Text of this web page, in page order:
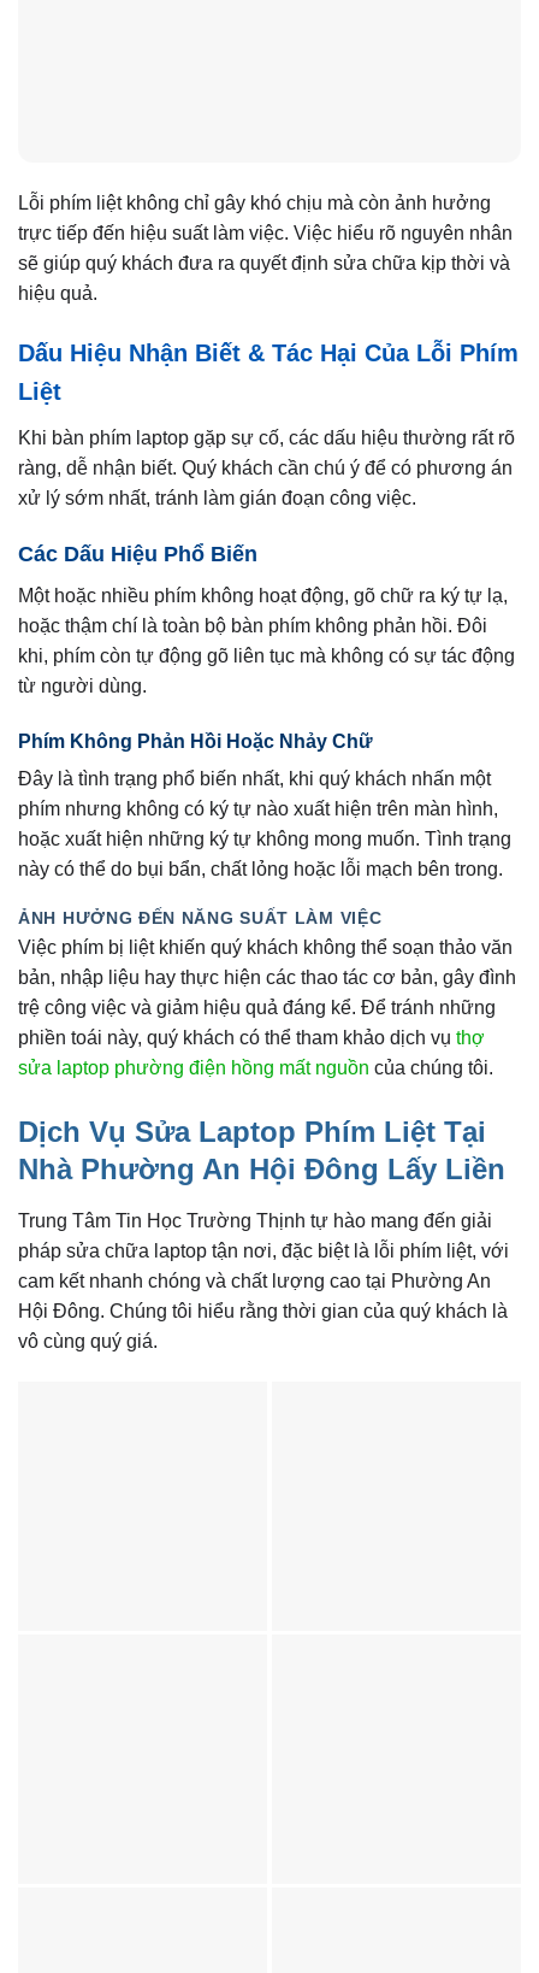
Lỗi phím liệt không chỉ gây khó chịu mà còn ảnh hưởng
trực tiếp đến hiệu suất làm việc. Việc hiểu rõ nguyên nhân
sẽ giúp quý khách đưa ra quyết định sửa chữa kịp thời và
hiệu quả.
Dấu Hiệu Nhận Biết & Tác Hại Của Lỗi Phím
Liệt
Khi bàn phím laptop gặp sự cố, các dấu hiệu thường rất rõ
ràng, dễ nhận biết. Quý khách cần chú ý để có phương án
xử lý sớm nhất, tránh làm gián đoạn công việc.
Các Dấu Hiệu Phổ Biến
Một hoặc nhiều phím không hoạt động, gõ chữ ra ký tự lạ,
hoặc thậm chí là toàn bộ bàn phím không phản hồi. Đôi
khi, phím còn tự động gõ liên tục mà không có sự tác động
từ người dùng.
Phím Không Phản Hồi Hoặc Nhảy Chữ
Đây là tình trạng phổ biến nhất, khi quý khách nhấn một
phím nhưng không có ký tự nào xuất hiện trên màn hình,
hoặc xuất hiện những ký tự không mong muốn. Tình trạng
này có thể do bụi bẩn, chất lỏng hoặc lỗi mạch bên trong.
ẢNH HƯỞNG ĐẾN NĂNG SUẤT LÀM VIỆC
Việc phím bị liệt khiến quý khách không thể soạn thảo văn
bản, nhập liệu hay thực hiện các thao tác cơ bản, gây đình
trệ công việc và giảm hiệu quả đáng kể. Để tránh những
phiền toái này, quý khách có thể tham khảo dịch vụ thợ
sửa laptop phường điện hồng mất nguồn của chúng tôi.
Dịch Vụ Sửa Laptop Phím Liệt Tại
Nhà Phường An Hội Đông Lấy Liền
Trung Tâm Tin Học Trường Thịnh tự hào mang đến giải
pháp sửa chữa laptop tận nơi, đặc biệt là lỗi phím liệt, với
cam kết nhanh chóng và chất lượng cao tại Phường An
Hội Đông. Chúng tôi hiểu rằng thời gian của quý khách là
vô cùng quý giá.